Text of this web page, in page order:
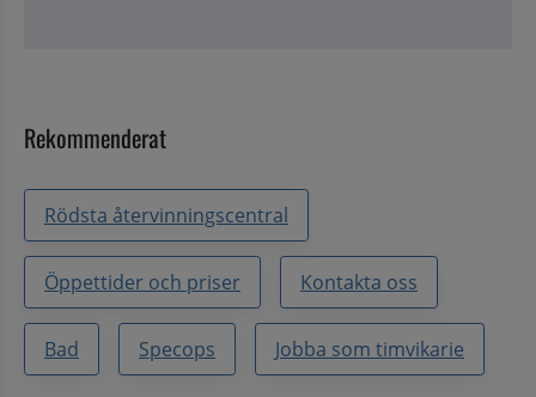
Rekommenderat
Rödsta återvinningscentral
Öppettider och priser Kontakta oss
Bad Specops Jobba som timvikarie